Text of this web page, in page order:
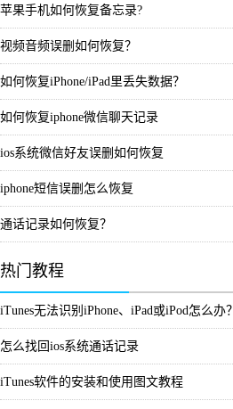
苹果手机如何恢复备忘录?
视频音频误删如何恢复？
如何恢复iPhone/iPad里丢失数据？
如何恢复iphone微信聊天记录
ios系统微信好友误删如何恢复
iphone短信误删怎么恢复
通话记录如何恢复？
热门教程
iTunes无法识别iPhone、iPad或iPod怎么办？
怎么找回ios系统通话记录
iTunes软件的安装和使用图文教程